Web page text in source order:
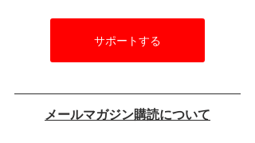
サポートする
メールマガジン購読について